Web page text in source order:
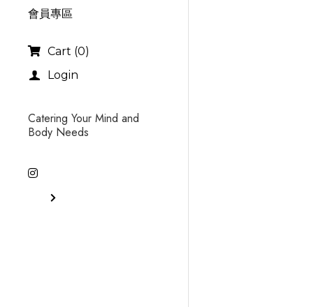
會員專區
Cart (0)
Login
Catering Your Mind and
Body Needs